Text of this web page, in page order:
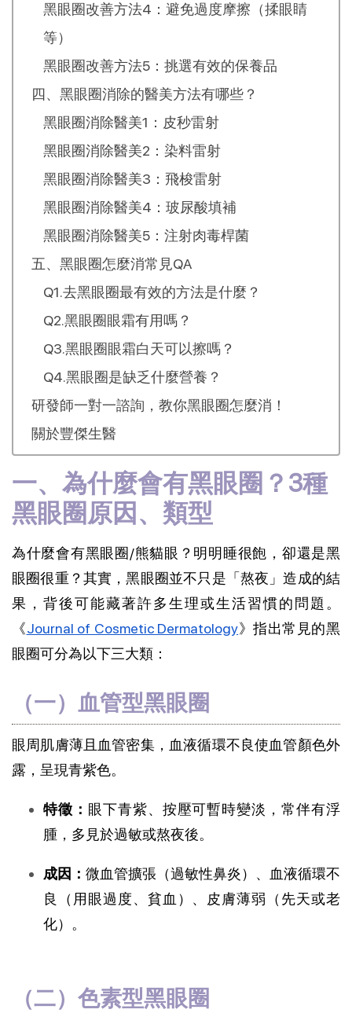
黑眼圈改善方法4：避免過度摩擦（揉眼睛
等）
黑眼圈改善方法5：挑選有效的保養品
四、黑眼圈消除的醫美方法有哪些？
黑眼圈消除醫美1：皮秒雷射
黑眼圈消除醫美2：染料雷射
黑眼圈消除醫美3：飛梭雷射
黑眼圈消除醫美4：玻尿酸填補
黑眼圈消除醫美5：注射肉毒桿菌
五、黑眼圈怎麼消常見QA
Q1.去黑眼圈最有效的方法是什麼？
Q2.黑眼圈眼霜有用嗎？
Q3.黑眼圈眼霜白天可以擦嗎？
Q4.黑眼圈是缺乏什麼營養？
研發師一對一諮詢，教你黑眼圈怎麼消！
關於豐傑生醫
一、為什麼會有黑眼圈？3種
黑眼圈原因、類型
為什麼會有黑眼圈/熊貓眼？明明睡很飽，卻還是黑
眼圈很重？其實，黑眼圈並不只是「熬夜」造成的結
果，背後可能藏著許多生理或生活習慣的問題。
《Journal of Cosmetic Dermatology》指出常見的黑
眼圈可分為以下三大類：
（一）血管型黑眼圈
眼周肌膚薄且血管密集，血液循環不良使血管顏色外
露，呈現青紫色。
特徵： 眼下青紫、按壓可暫時變淡，常伴有浮
腫，多見於過敏或熬夜後。
成因： 微血管擴張（過敏性鼻炎）、血液循環不
良（用眼過度、貧血）、皮膚薄弱（先天或老
化）。
（二）色素型黑眼圈